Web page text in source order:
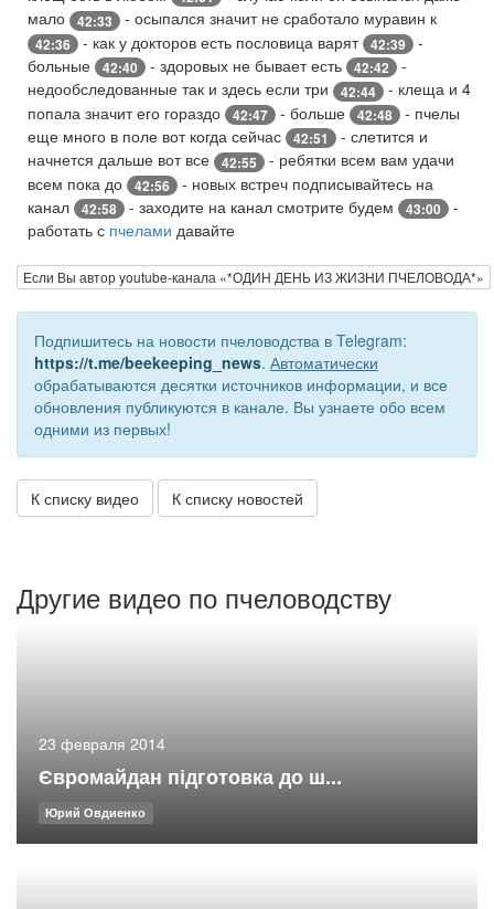
мало
42:33 - осыпался значит не сработало муравин к
42:36 - как у докторов есть пословица варят 42:39
-
больные
42:40 - здоровых не бывает есть 42:42
-
недообследованные так и здесь если три
42:44
- клеща и 4
попала значит его гораздо
42:47 - больше 42:48
- пчелы
еще много в поле вот когда сейчас
42:51
- слетится и
начнется дальше вот все
42:55
- ребятки всем вам удачи
всем пока до
42:56
- новых встреч подписывайтесь на
канал
42:58 - заходите на канал смотрите будем 43:00
-
работать с пчелами давайте
Если Вы автор youtube-канала «*ОДИН ДЕНЬ ИЗ ЖИЗНИ ПЧЕЛОВОДА*»
Подпишитесь на новости пчеловодства в Telegram:
https://t.me/beekeeping_news. Автоматически
обрабатываются десятки источников информации, и все
обновления публикуются в канале. Вы узнаете обо всем
одними из первых!
К списку видео К списку новостей
Другие видео по пчеловодству
23 февраля 2014
Євромайдан підготовка до ш...
Юрий Овдиенко